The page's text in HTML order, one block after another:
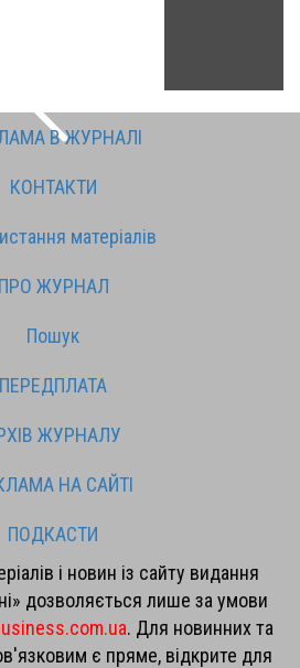
В ЖУРНАЛІ
КОНТАКТИ
матеріалів
ПРО ЖУРНАЛ
Пошук
ПЕРЕДПЛАТА
ЖУРНАЛУ
НА САЙТІ
ПОДКАСТИ
і новин із сайту видання
дозволяється лише за умови
. Для новинних та
є пряме, відкрите для